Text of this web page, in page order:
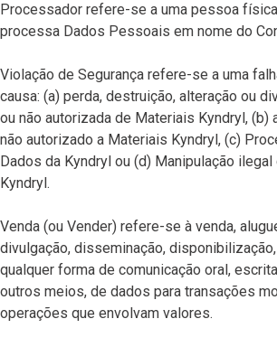
Processador refere-se a uma pessoa
processa Dados Pessoais em nome do
Violação de Segurança refere-se a uma
causa: (a) perda, destruição, alteração ou
ou não autorizada de Materiais Kyndryl, (b)
não autorizado a Materiais Kyndryl, (c)
Dados da Kyndryl ou (d) Manipulação
Kyndryl.
Venda (ou Vender) refere-se à venda,
divulgação, disseminação,
qualquer forma de comunicação oral,
outros meios, de dados para transações
operações que envolvam valores.